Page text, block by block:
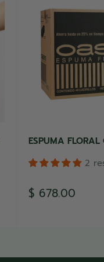
ESPUMA
2
Precio
de
$ 678.00